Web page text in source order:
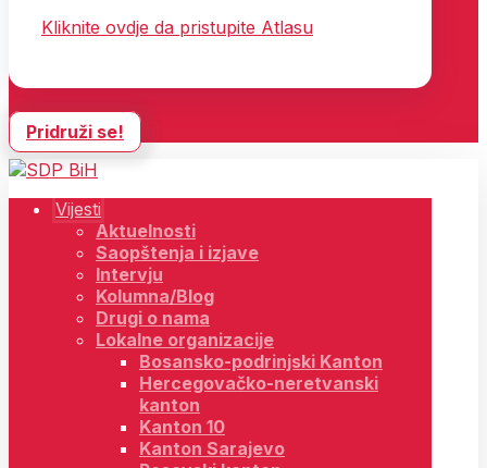
Kliknite ovdje da pristupite Atlasu
Pridruži se!
Vijesti
Aktuelnosti
Saopštenja i izjave
Intervju
Kolumna/Blog
Drugi o nama
Lokalne organizacije
Bosansko-podrinjski Kanton
Hercegovačko-neretvanski
kanton
Kanton 10
Kanton Sarajevo